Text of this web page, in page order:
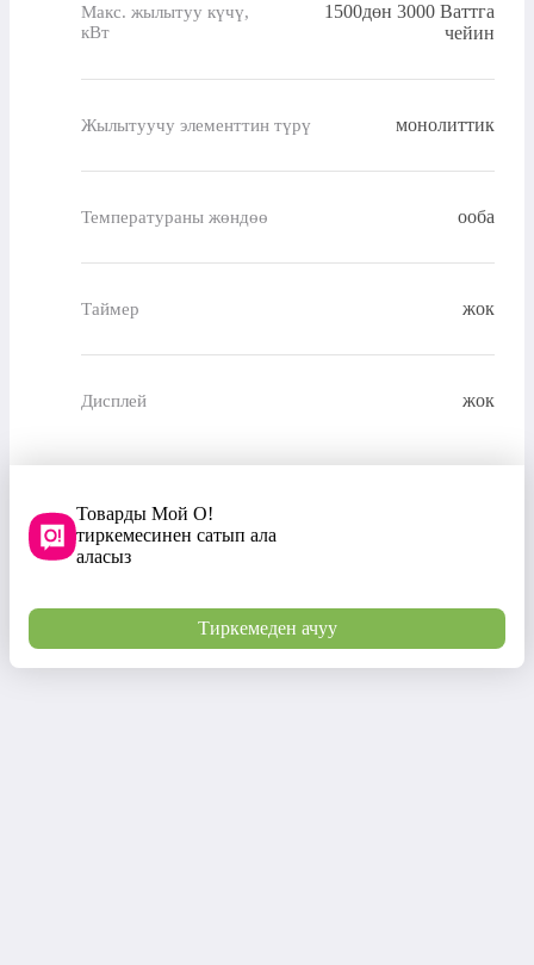
Макс. жылытуу күчү,
кВт
1500дөн 3000 Ваттга
чейин
Жылытуучу элементтин түрү монолиттик
Температураны жөндөө ооба
Таймер жок
Дисплей жок
Товарды Мой О!
тиркемесинен сатып ала
аласыз
Тиркемеден ачуу